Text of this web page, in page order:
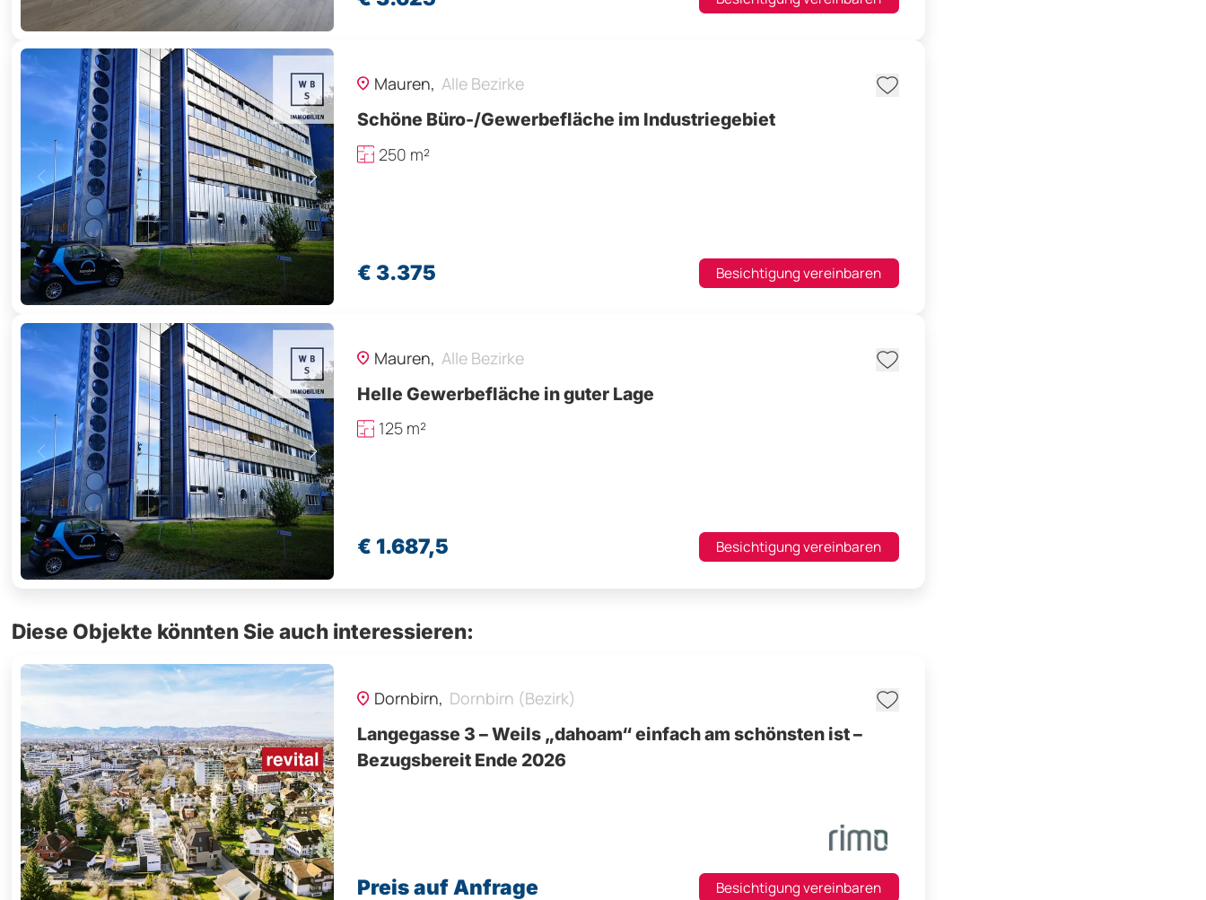
Mauren, Alle Bezirke
Schöne Büro-/Gewerbefläche im Industriegebiet
250 m²
€ 3.375 Besichtigung vereinbaren
Mauren, Alle Bezirke
Helle Gewerbefläche in guter Lage
125 m²
€ 1.687,5 Besichtigung vereinbaren
Diese Objekte könnten Sie auch interessieren:
Dornbirn, Dornbirn (Bezirk)
Langegasse 3 – Weils „dahoam“ einfach am schönsten ist –
Bezugsbereit Ende 2026
Preis auf Anfrage Besichtigung vereinbaren